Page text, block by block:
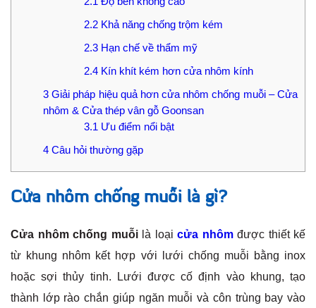
2.2Khả năng chống trộm kém
2.3Hạn chế về thẩm mỹ
2.4Kín khít kém hơn cửa nhôm kính
3 Giải pháp hiệu quả hơn cửa nhôm chống muỗi – Cửa
nhôm & Cửa thép vân gỗ Goonsan
3.1 Ưu điểm nổi bật
4 Câu hỏi thường gặp
Cửa nhôm chống muỗi là gì?
Cửa nhôm chống muỗilà loại cửa nhômđược thiết kế
từ khung nhôm kết hợp với lưới chống muỗi bằng inox
hoặc sợi thủy tinh. Lưới được cố định vào khung, tạo
thành lớp rào chắn giúp ngăn muỗi và côn trùng bay vào